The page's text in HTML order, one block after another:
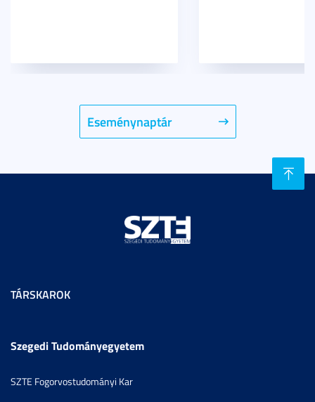
Eseménynaptár
TÁRSKAROK
Szegedi Tudományegyetem
SZTE Fogorvostudományi Kar